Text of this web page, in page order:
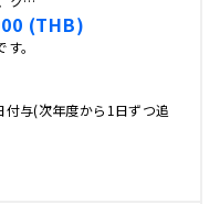
(THB)
。
与(次年度から1日ずつ追